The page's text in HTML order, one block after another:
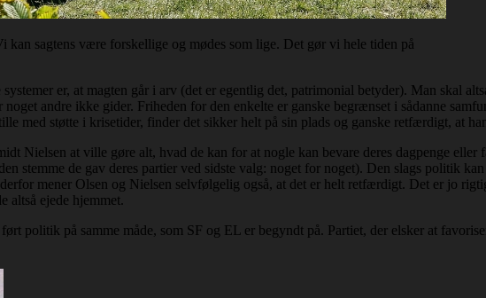
kan sagtens være forskellige og mødes som lige. Det gør vi hele tiden på
er, at magten går i arv (det er egentlig det, patrimonial betyder). Man skal
andre ikke gider. Friheden for den enkelte er ganske begrænset i sådanne
med støtte i krisetider, finder det sikker helt på sin plads og ganske retfærdigt, at
Nielsen at ville gøre alt, hvad de kan for at nogle kan bevare deres dagpenge
stemme de gav deres partier ved sidste valg: noget for noget). Den slags politik
mener Olsen og Nielsen selvfølgelig også, at det er helt retfærdigt. Det er jo
altså ejede hjemmet.
politik på samme måde, som SF og EL er begyndt på. Partiet, der elsker at